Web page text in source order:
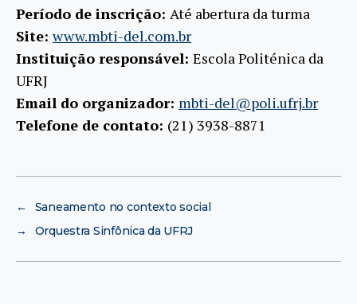
Período de inscrição: Até abertura da turma
Site:www.mbti-del.com.br
Instituição responsável: Escola Politénica da
UFRJ
Email do organizador: mbti-del@poli.ufrj.br
Telefone de contato: (21) 3938-8871
←
Saneamento no contexto social
→
Orquestra Sinfônica da UFRJ